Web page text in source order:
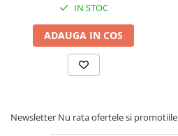
Cadouri botez
Cadou copii 2 ani
Cadou copii 3 ani
Cadou copii 4 ani
Cadou copii 6 ani
IN STOC
ADAUGA IN COS
Newsletter Nu rata ofertele si